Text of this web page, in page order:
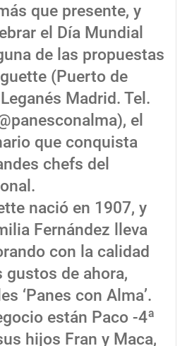
que presente, y
el Día Mundial
de las propuestas
(Puerto de
Madrid. Tel.
el
que conquista
chefs del
nació en 1907, y
Fernández lleva
con la calidad
gustos de ahora,
‘Panes con Alma’.
están Paco -4ª
hijos Fran y Maca,